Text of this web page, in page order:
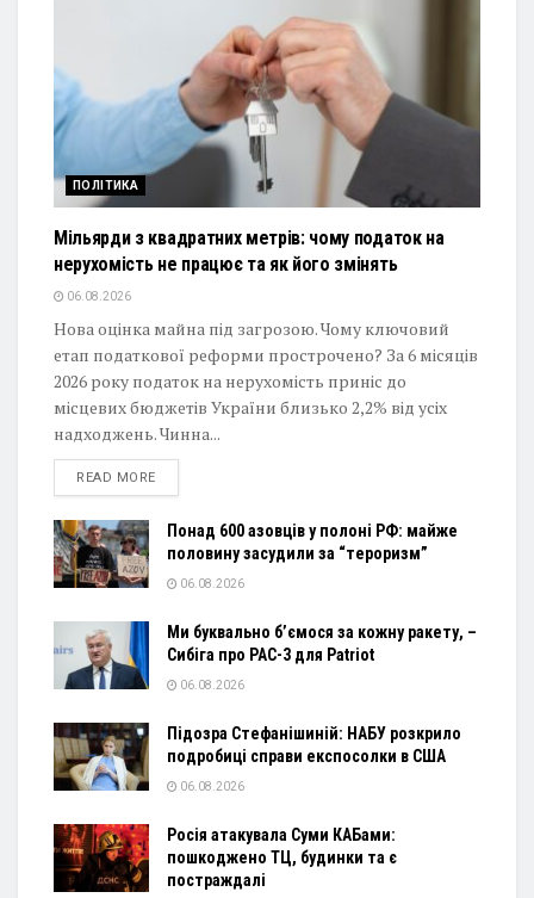
ПОЛІТИКА
Мільярди з квадратних метрів: чому податок на
нерухомість не працює та як його змінять
06.08.2026
Нова оцінка майна під загрозою. Чому ключовий
етап податкової реформи прострочено? За 6 місяців
2026 року податок на нерухомість приніс до
місцевих бюджетів України близько 2,2% від усіх
надходжень. Чинна...
READ MOREDETAILS
Понад 600 азовців у полоні РФ: майже
половину засудили за “тероризм”
06.08.2026
Ми буквально б’ємося за кожну ракету, –
Сибіга про PAC-3 для Patriot
06.08.2026
Підозра Стефанішиній: НАБУ розкрило
подробиці справи експосолки в США
06.08.2026
Росія атакувала Суми КАБами:
пошкоджено ТЦ, будинки та є
постраждалі